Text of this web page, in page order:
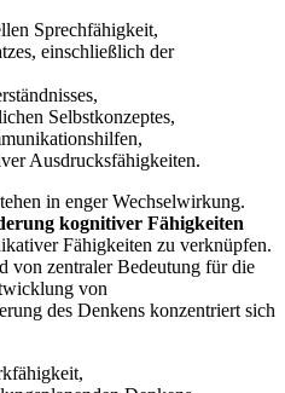
Sprechfähigkeit,
einschließlich der
Selbstkonzeptes,
Ausdrucksfähigkeiten.
in enger Wechselwirkung.
kognitiver Fähigkeiten
Fähigkeiten zu verknüpfen.
von zentraler Bedeutung für die
von
des Denkens konzentriert sich